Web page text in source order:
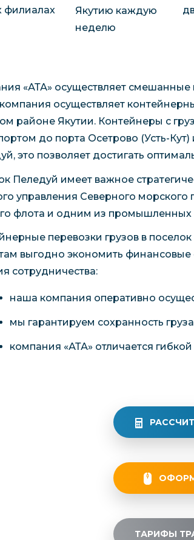
филиалах
Якутию каждую
неделю
«АТА» осуществляет смешанные
осуществляет
районе Якутии. Контейнеры с
до порта Осетрово (Усть-
это позволяет достигать
Пеледуй имеет важное
управления Северного
флота и одним из промышленных
перевозки грузов в
выгодно экономить
сотрудничества:
наша компания оперативно
мы гарантируем сохранность
компания «АТА» отличается
ТАРИФЫ